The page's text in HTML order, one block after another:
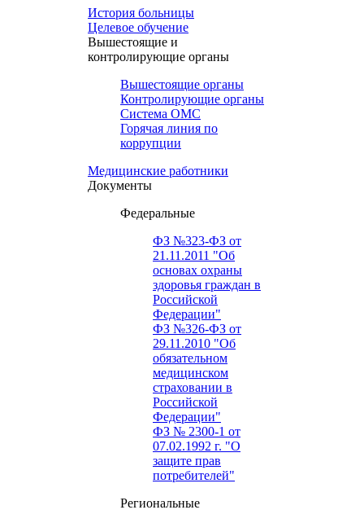
История больницы
Целевое обучение
Вышестоящие и
контролирующие органы
Вышестоящие органы
Контролирующие органы
Система ОМС
Горячая линия по
коррупции
Медицинские работники
Документы
Федеральные
ФЗ №323-ФЗ от
21.11.2011 "Об
основах охраны
здоровья граждан в
Российской
Федерации"
ФЗ №326-ФЗ от
29.11.2010 "Об
обязательном
медицинском
страховании в
Российской
Федерации"
ФЗ № 2300-1 от
07.02.1992 г. "О
защите прав
потребителей"
Региональные